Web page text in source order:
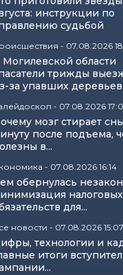
инструкции по
судьбой
- 07.08.2026
Могилевской области
трижды
за упавших деревьев
- 07.08.2026
мозг стирает
после подъема,
в...
- 07.08.2026 16:14
обернулась
налоговых
для...
новости - 07.08.2026 15:07
технологии и
итоги